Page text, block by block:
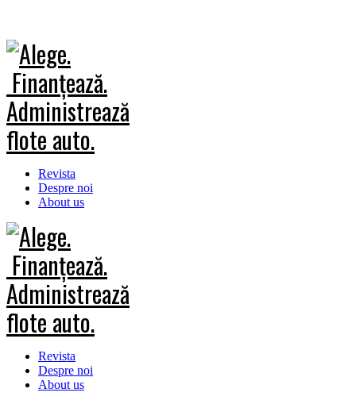
Revista
Despre noi
About us
Revista
Despre noi
About us